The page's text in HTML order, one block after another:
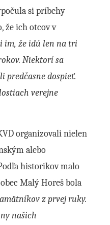
si príbehy
že ich otcov v
im, že idú len na tri
Niektorí sa
predčasne dospieť.
verejne
organizovali nielen
alebo
historikov malo
Malý Horeš bola
z prvej ruky.
našich